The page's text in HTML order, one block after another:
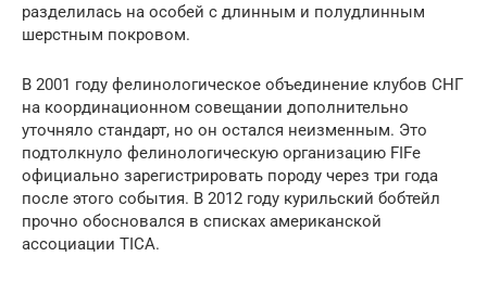
разделилась на особей с длинным и полудлинным
шерстным покровом.
В 2001 году фелинологическое объединение клубов СНГ
на координационном совещании дополнительно
уточняло стандарт, но он остался неизменным. Это
подтолкнуло фелинологическую организацию FIFe
официально зарегистрировать породу через три года
после этого события. В 2012 году курильский бобтейл
прочно обосновался в списках американской
ассоциации TICA.